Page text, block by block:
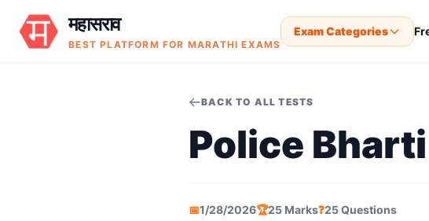
महासराव
BEST PLATFORM FOR MARATHI EXAMS
Exam Categories
BACK TO ALL TESTS
Police
📅1/28/2026🏆25 Marks❓25 Questions